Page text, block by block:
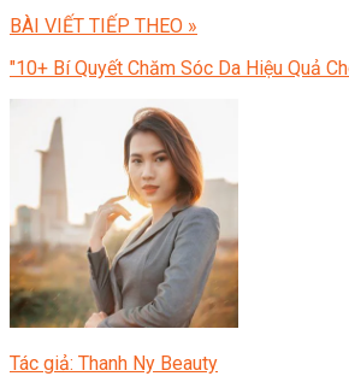
BÀI VIẾT TIẾP THEO »
"10+ Bí Quyết Chăm Sóc Da Hiệu Quả
Tác giả: Thanh Ny Beauty